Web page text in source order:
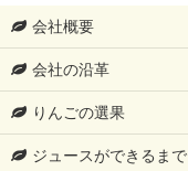
会社概要
会社の沿革
りんごの選果
ジュースができるまで